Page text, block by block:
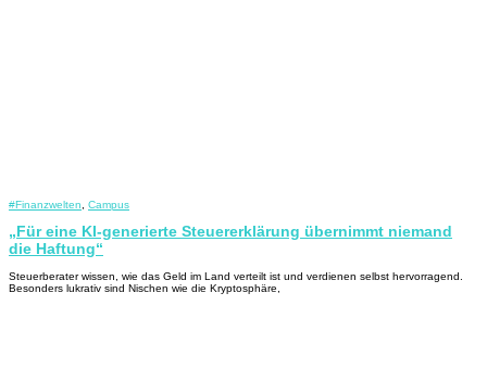
#Finanzwelten Campus
„Für eine KI-generierte Steuererklärung übernimmt niemand
die Haftung“
Steuerberater wissen, wie das Geld im Land verteilt ist und verdienen selbst hervorragend.
Besonders lukrativ sind Nischen wie die Kryptosphäre,